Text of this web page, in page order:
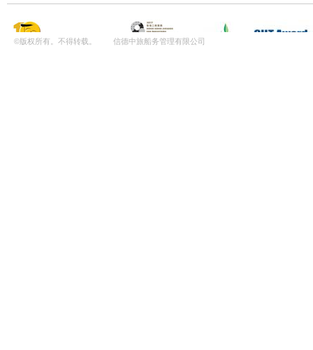
©版权所有。不得转载。 信德中旅船务管理有限公司